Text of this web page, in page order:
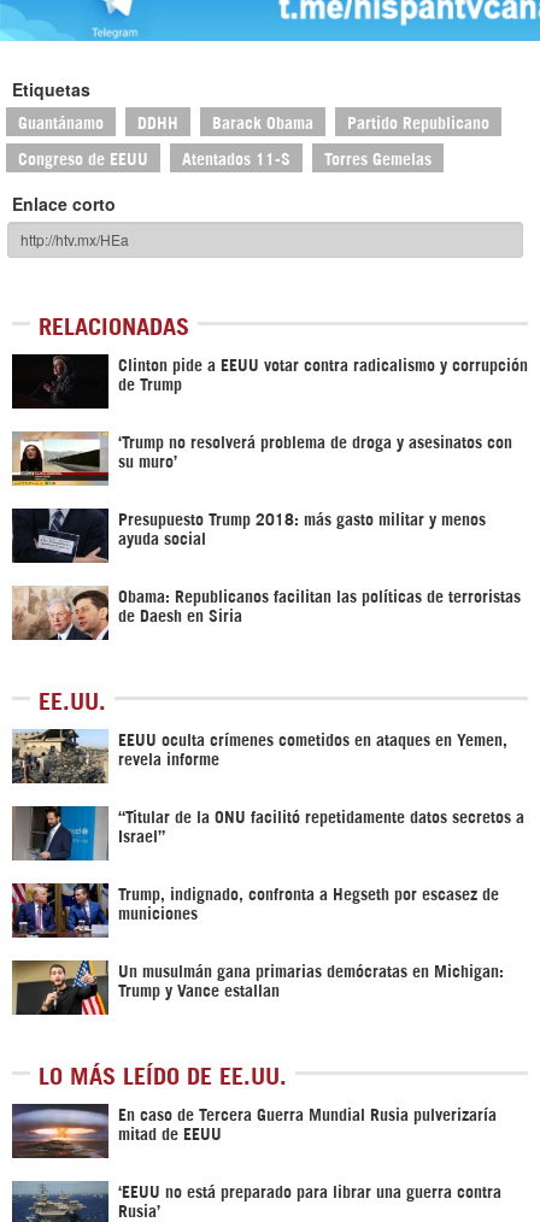
Etiquetas
Guantánamo DDHH Barack Obama Partido Republicano
Congreso de EEUU Atentados 11-S Torres Gemelas
Enlace corto
RELACIONADAS
Clinton pide a EEUU votar contra radicalismo y corrupción
de Trump
‘Trump no resolverá problema de droga y asesinatos con
su muro’
Presupuesto Trump 2018: más gasto militar y menos
ayuda social
Obama: Republicanos facilitan las políticas de terroristas
de Daesh en Siria
EE.UU.
EEUU oculta crímenes cometidos en ataques en Yemen,
revela informe
“Titular de la ONU facilitó repetidamente datos secretos a
Israel”
Trump, indignado, confronta a Hegseth por escasez de
municiones
Un musulmán gana primarias demócratas en Michigan:
Trump y Vance estallan
LO MÁS LEÍDO DE EE.UU.
En caso de Tercera Guerra Mundial Rusia pulverizaría
mitad de EEUU
‘EEUU no está preparado para librar una guerra contra
Rusia’